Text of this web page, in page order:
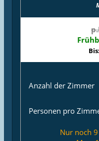
Kombination
weitere Schlafplätze,
einchecken
modernen
bodentiefen Dusche
Übrigens liegen alle
des Hauses: mit Blick
Anzahl der Zimmer
Personen pro
Nur noch